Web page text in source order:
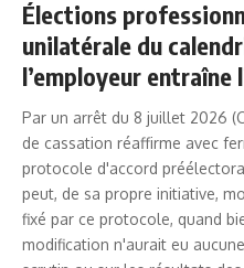
Élections
unilatérale du
l’employeur
Par un arrêt du 8 juillet 2026
de cassation réaffirme avec
protocole d'accord
peut, de sa propre initiative,
fixé par ce protocole, quand
modification n'aurait eu